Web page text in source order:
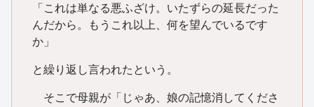
「これは単なる悪ふざけ。いたずらの延長だった
んだから。もうこれ以上、何を望んでいるです
か」
と繰り返し言われたという。
そこで母親が「じゃあ、娘の記憶消してくださ